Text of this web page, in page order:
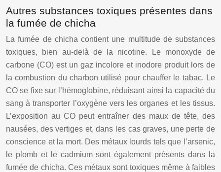
Autres substances toxiques présentes dans
la fumée de chicha
La fumée de chicha contient une multitude de substances
toxiques, bien au-delà de la nicotine. Le monoxyde de
carbone (CO) est un gaz incolore et inodore produit lors de
la combustion du charbon utilisé pour chauffer le tabac. Le
CO se fixe sur l’hémoglobine, réduisant ainsi la capacité du
sang à transporter l’oxygène vers les organes et les tissus.
L’exposition au CO peut entraîner des maux de tête, des
nausées, des vertiges et, dans les cas graves, une perte de
conscience et la mort. Des métaux lourds tels que l’arsenic,
le plomb et le cadmium sont également présents dans la
fumée de chicha. Ces métaux sont toxiques même à faibles